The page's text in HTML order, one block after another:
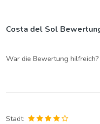
Costa del Sol
War die Bewertung hilfreich?
Stadt: